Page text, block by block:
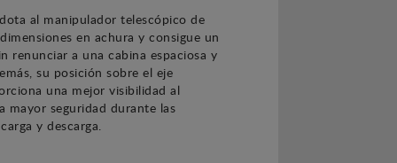
al manipulador telescópico de
en achura y consigue un
renunciar a una cabina espaciosa y
su posición sobre el eje
una mejor visibilidad al
mayor seguridad durante las
y descarga.